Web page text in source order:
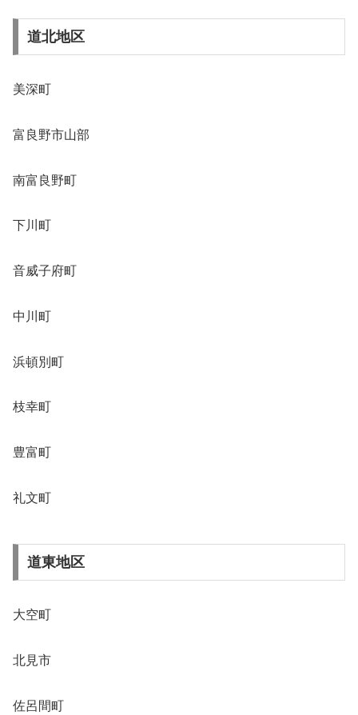
道北地区
美深町
富良野市山部
南富良野町
下川町
音威子府町
中川町
浜頓別町
枝幸町
豊富町
礼文町
道東地区
大空町
北見市
佐呂間町